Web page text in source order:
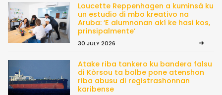
Loucette Reppenhagen a kuminsá ku
un estudio di mbo kreativo na
Aruba: ‘E alumnonan akí ke hasi kos,
prinsipalmente’
30 JULY 2026
Atake riba tankero ku bandera falsu
di Kòrsou ta bolbe pone atenshon
riba abusu di registrashonnan
karibense